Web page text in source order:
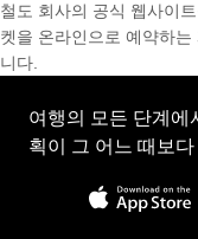
철도 회사의 공식 웹사이
켓을 온라인으로 예약하
니다.
여행의 모든 단계에
획이 그 어느 때보